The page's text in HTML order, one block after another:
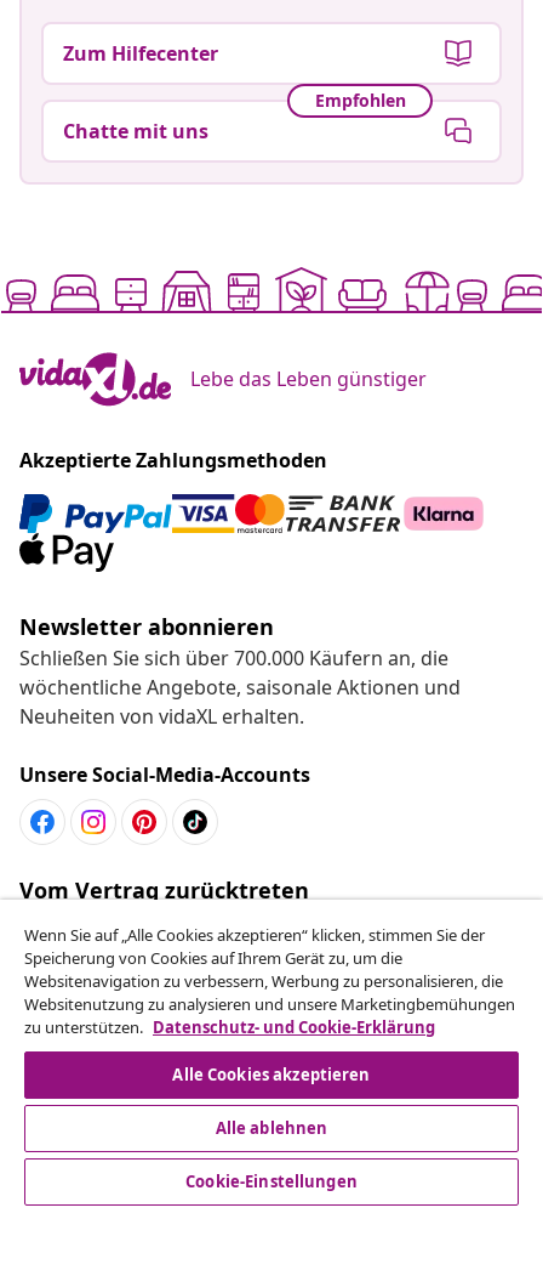
Zum Hilfecenter
Empfohlen
Chatte mit uns
Lebe das Leben günstiger
Akzeptierte Zahlungsmethoden
Newsletter abonnieren
Schließen Sie sich über 700.000 Käufern an, die
wöchentliche Angebote, saisonale Aktionen und
Neuheiten von vidaXL erhalten.
Unsere Social-Media-Accounts
Vom Vertrag zurücktreten
ein.
Vom Vertrag zurücktreten
Wenn Sie auf „Alle Cookies akzeptieren“ klicken, stimmen Sie der
Speicherung von Cookies auf Ihrem Gerät zu, um die
Websitenavigation zu verbessern, Werbung zu personalisieren, die
Websitenutzung zu analysieren und unsere Marketingbemühungen
zu unterstützen. Datenschutz- und Cookie-Erklärung
Alle Cookies akzeptieren
Alle ablehnen
Cookie-Einstellungen